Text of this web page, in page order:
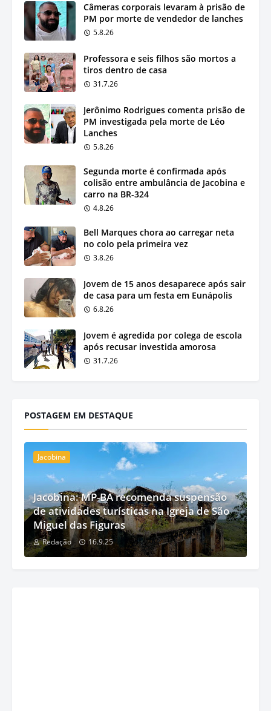
Câmeras corporais levaram à prisão de
PM por morte de vendedor de lanches
5.8.26
Professora e seis filhos são mortos a
tiros dentro de casa
31.7.26
Jerônimo Rodrigues comenta prisão de
PM investigada pela morte de Léo
Lanches
5.8.26
Segunda morte é confirmada após
colisão entre ambulância de Jacobina e
carro na BR-324
4.8.26
Bell Marques chora ao carregar neta
no colo pela primeira vez
3.8.26
Jovem de 15 anos desaparece após sair
de casa para um festa em Eunápolis
6.8.26
Jovem é agredida por colega de escola
após recusar investida amorosa
31.7.26
POSTAGEM EM DESTAQUE
Jacobina
Jacobina: MP-BA recomenda suspensão
de atividades turísticas na Igreja de São
Miguel das Figuras
Redação 16.9.25